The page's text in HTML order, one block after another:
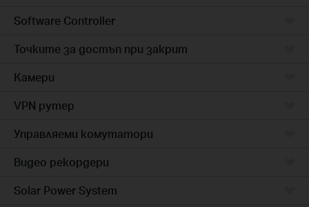
Software Controller
Точките за достъп при закрит
Камери
VPN рутер
Управляеми комутатори
Видео рекордери
Solar Power System